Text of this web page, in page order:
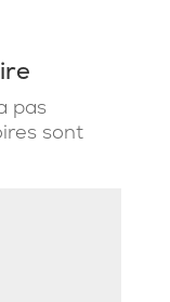
pas
sont